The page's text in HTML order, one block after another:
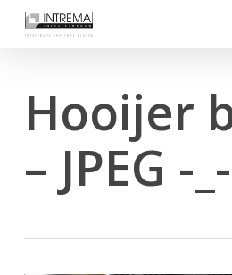
Hooijer
– JPEG -